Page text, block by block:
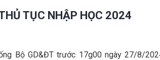
TỤC NHẬP HỌC 2024
Bộ GD&ĐT trước 17g00 ngày 27/8/